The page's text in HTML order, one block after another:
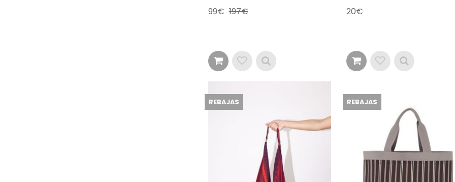
99 197 20
REBAJAS REBAJAS